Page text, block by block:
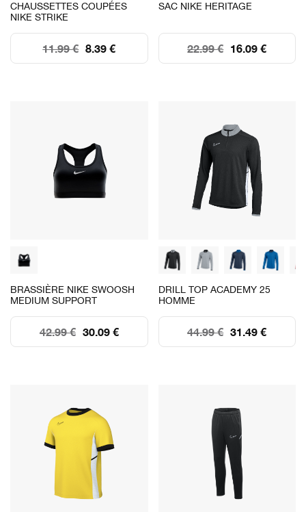
CHAUSSETTES COUPÉES
NIKE STRIKE
8.39 €
11.99 €
SAC NIKE HERITAGE
16.09 €
22.99 €
BRASSIÈRE NIKE SWOOSH
MEDIUM SUPPORT
30.09 €
42.99 €
DRILL TOP ACADEMY 25
HOMME
31.49 €
44.99 €